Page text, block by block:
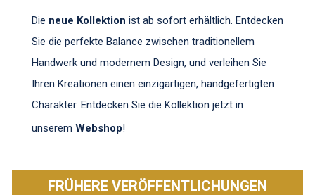
Die neue Kollektion ist ab sofort erhältlich. Entdecken
Sie die perfekte Balance zwischen traditionellem
Handwerk und modernem Design, und verleihen Sie
Ihren Kreationen einen einzigartigen, handgefertigten
Charakter. Entdecken Sie die Kollektion jetzt in
unserem Webshop!
FRÜHERE VERÖFFENTLICHUNGEN